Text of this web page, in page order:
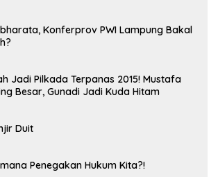
Konferprov PWI Lampung Bakal
Jadi Pilkada Terpanas 2015! Mustafa
Besar, Gunadi Jadi Kuda Hitam
Duit
Penegakan Hukum Kita?!